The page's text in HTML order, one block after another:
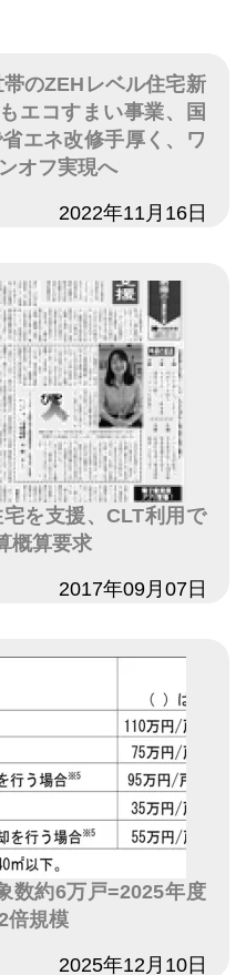
のZEHレベル住宅新
エコすまい事業、国
エネ改修手厚く、ワ
オフ実現へ
2022年11月16日
を支援、CLT利用で
概算要求
2017年09月07日
数約6万戸=2025年度
倍規模
2025年12月10日